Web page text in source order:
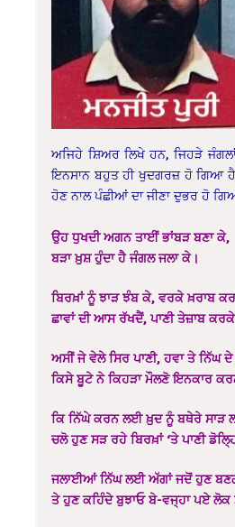
ਅਜਿਹੇ ਸ਼ਿਅਰ ਲਿਖੇ ਹਨ, ਜਿਹੜੇ
ਇਨਸਾਨ ਬਹੁਤ ਹੀ ਖੁਦਗਰਜ਼ ਹੋ ਗਿਆ
ਹੋਣ ਨਾਲ ਪੰਛੀਆਂ ਦਾ ਜੀਣਾ ਦੁਭਰ ਹੋ
ਉਹ ਧੁਖਦੀ ਅਗਨ ਤਾਈਂ ਭਾਂਬੜ ਬਣਾ ਕੇ,
ਬੜਾ ਖ਼ੁਸ਼ ਹੁੰਦਾ ਹੈ ਜੰਗਲ ਜਲਾ ਕੇ।
ਬਿਰਖ਼ਾਂ ਨੂੰ ਝਾੜ ਝੰਬ ਕੇ, ਵਰਕੇ ਖ਼ਰਾਬ
ਛਾਵਾਂ ਦੀ ਆਸ ਰੱਖਦੈਂ, ਪਾਣੀ ਤੇਜ਼ਾਬ
ਅਸੀਂ ਜੇ ਵੇਲੇ ਸਿਰ ਪਾਣੀ, ਹਵਾ ਤੇ ਨਿੱਘ ਦੇ
ਕਿਸੇ ਬੂਟੇ ਨੇ ਕਿਹੜਾ ਮੌਲਣੋ ਇਨਕਾਰ
ਕਿ ਨਿੱਘੇ ਕਰਨ ਲਈ ਖ਼ੁਦ ਨੂੰ ਬਥੇਰੇ ਸਾੜ
ਚਲੋ ਹੁਣ ਸੜ ਰਹੇ ਬਿਰਖ਼ਾਂ ‘ਤੇ ਪਾਣੀ
ਜਲਾਈਆਂ ਨਿੱਘ ਲਈ ਅੱਗਾਂ ਜਦੋਂ ਹੁਣ
ਤੇ ਹੁਣ ਕਹਿੰਦੇ ਬੁਝਾਓ ਬੇ-ਵਜ੍ਹਾ ਪਏ ਲੋਕ